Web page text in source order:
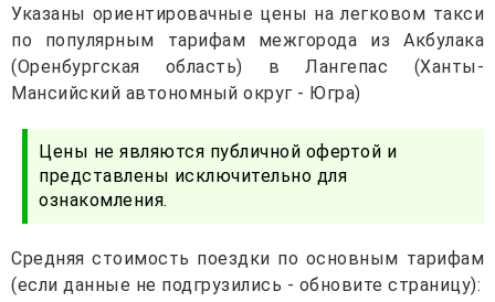
Указаны ориентировачные цены на легковом такси
по популярным тарифам межгорода из Акбулака
(Оренбургская область) в Лангепас (Ханты-
Мансийский автономный округ - Югра)
Цены не являются публичной офертой и
представлены исключительно для
ознакомления.
Средняя стоимость поездки по основным тарифам
(если данные не подгрузились - обновите страницу):